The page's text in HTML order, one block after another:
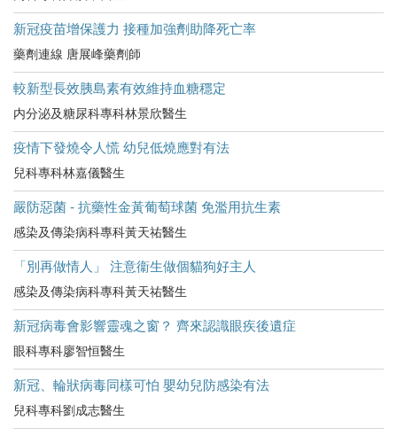
新冠疫苗增保護力 接種加強劑助降死亡率
藥劑連線 唐展峰藥劑師
較新型長效胰島素有效維持血糖穩定
内分泌及糖尿科專科林景欣醫生
疫情下發燒令人慌 幼兒低燒應對有法
兒科專科林嘉儀醫生
嚴防惡菌 - 抗藥性金黃葡萄球菌 免濫用抗生素
感染及傳染病科專科黃天祐醫生
「別再做情人」 注意衞生做個貓狗好主人
感染及傳染病科專科黃天祐醫生
新冠病毒會影響靈魂之窗？ 齊來認識眼疾後遺症
眼科專科廖智恒醫生
新冠、輪狀病毒同樣可怕 嬰幼兒防感染有法
兒科專科劉成志醫生